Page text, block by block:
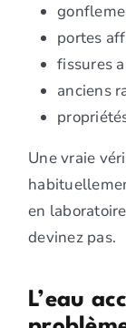
portes
fissures
anciens
Une vraie
en
devinez pas.
L’eau